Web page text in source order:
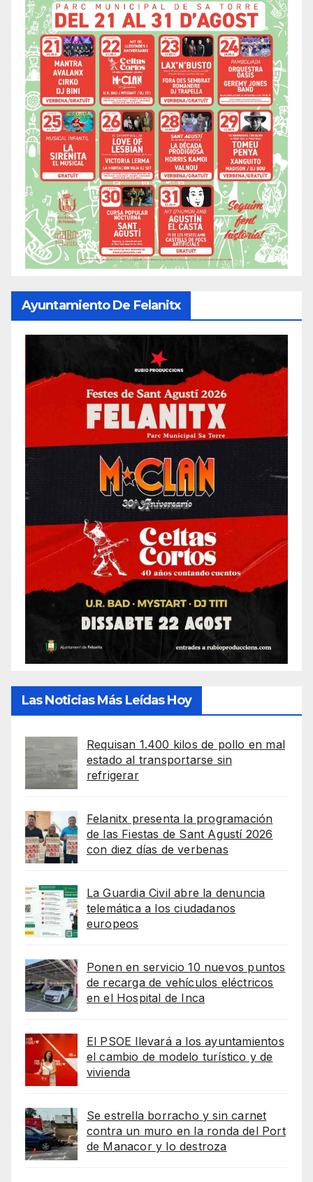
Ayuntamiento De Felanitx
Las Noticias Más Leídas Hoy
Requisan 1.400 kilos de pollo en mal
estado al transportarse sin
refrigerar
Felanitx presenta la programación
de las Fiestas de Sant Agustí 2026
con diez días de verbenas
La Guardia Civil abre la denuncia
telemática a los ciudadanos
europeos
Ponen en servicio 10 nuevos puntos
de recarga de vehículos eléctricos
en el Hospital de Inca
El PSOE llevará a los ayuntamientos
el cambio de modelo turístico y de
vivienda
Se estrella borracho y sin carnet
contra un muro en la ronda del Port
de Manacor y lo destroza